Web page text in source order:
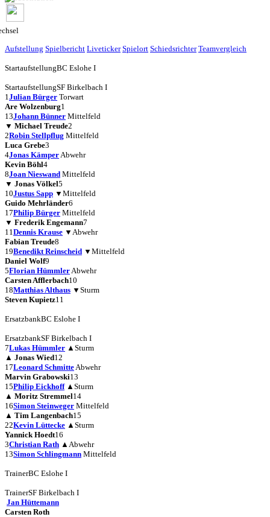
Aufstellung Spielbericht Liveticker Spielort Schiedsrichter Teamvergleich
StartaufstellungBC Eslohe I
StartaufstellungSF Birkelbach I
1Julian Bürger Torwart
Are Wolzenburg1
13Johann Bünner Mittelfeld
▼ Michael Treude2
2Robin Stellpflug Mittelfeld
Luca Grebe3
4Jonas KämperAbwehr
Kevin Böhl4
8Joan Nieswand Mittelfeld
▼ Jonas Völkel5
10Justus Sapp ▼ Mittelfeld
Guido Mehrländer6
17Philip Bürger Mittelfeld
▼ Frederik Engemann7
11Dennis Krause ▼ Abwehr
Fabian Treude8
19Benedikt Reinscheid ▼ Mittelfeld
Daniel Wolf9
5Florian HümmlerAbwehr
Carsten Afflerbach10
18Matthias Althaus ▼ Sturm
Steven Kupietz11
ErsatzbankBC Eslohe I
ErsatzbankSF Birkelbach I
7Lukas Hümmler ▲ Sturm
▲ Jonas Wied12
17Leonard SchmitteAbwehr
Marvin Grabowski13
15Philip Eickhoff ▲ Sturm
▲ Moritz Stremmel14
16Simon Steinweger Mittelfeld
▲ Tim Langenbach15
22Kevin Lüttecke ▲ Sturm
Yannick Hoedt16
3Christian Rath ▲ Abwehr
13Simon Schlingmann Mittelfeld
TrainerBC Eslohe I
TrainerSF Birkelbach I
Jan Hüttemann
Carsten Roth